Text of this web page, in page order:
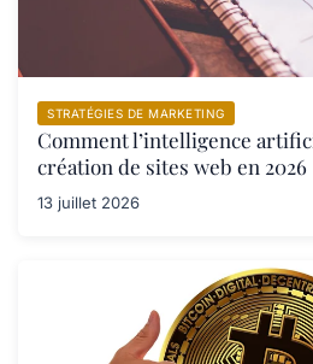
STRATÉGIES DE MARKETING
Comment l’intelligence
création de sites web en 2026
13 juillet 2026